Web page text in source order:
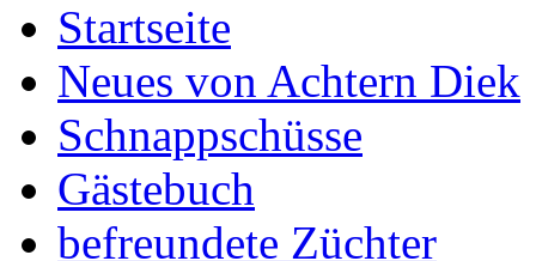
Startseite
Neues von Achtern Diek
Schnappschüsse
Gästebuch
befreundete Züchter